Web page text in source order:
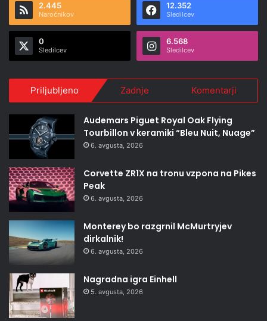
2.445
Naročnikov
12.352
Sledilcev
0
Sledilcev
6.568
Sledilcev
Priljubljeno Zadnje Komentarji
Audemars Piguet Royal Oak Flying
Tourbillon v keramiki “Bleu Nuit, Nuage”
6. avgusta, 2026
Corvette ZR1X na tronu vzpona na Pikes
Peak
6. avgusta, 2026
Monterey bo razgrnil McMurtryjev
dirkalnik!
6. avgusta, 2026
Nagradna igra Einhell
5. avgusta, 2026